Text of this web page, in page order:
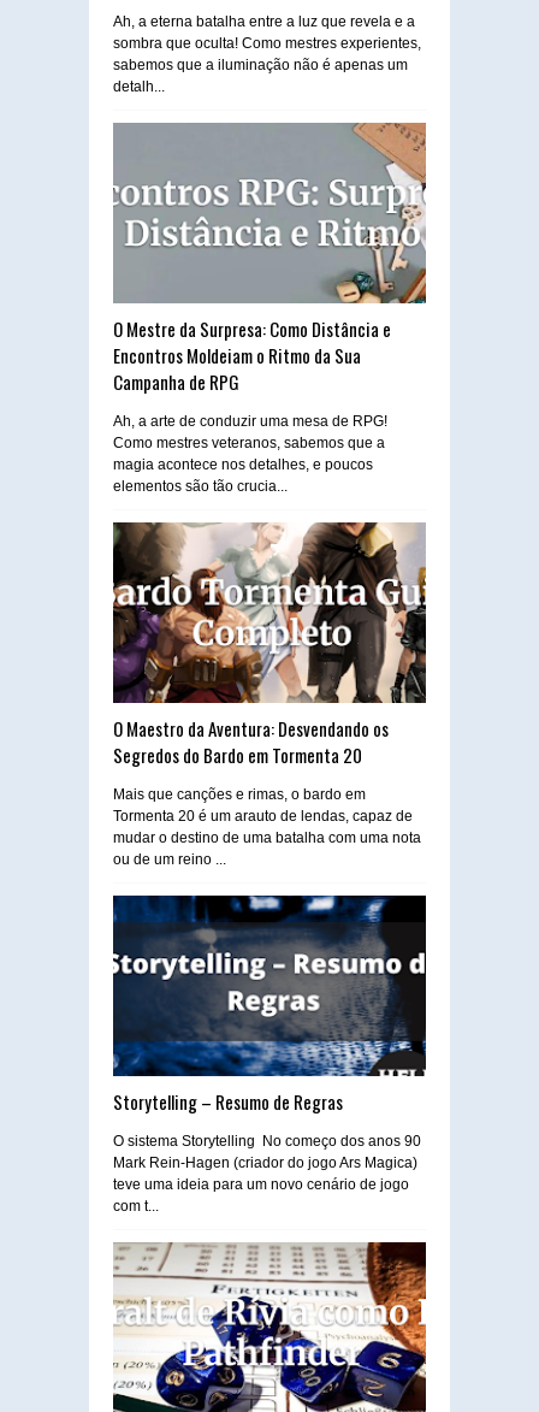
Ah, a eterna batalha entre a luz que revela e a
sombra que oculta! Como mestres experientes,
sabemos que a iluminação não é apenas um
detalh...
O Mestre da Surpresa: Como Distância e
Encontros Moldeiam o Ritmo da Sua
Campanha de RPG
Ah, a arte de conduzir uma mesa de RPG!
Como mestres veteranos, sabemos que a
magia acontece nos detalhes, e poucos
elementos são tão crucia...
O Maestro da Aventura: Desvendando os
Segredos do Bardo em Tormenta 20
Mais que canções e rimas, o bardo em
Tormenta 20 é um arauto de lendas, capaz de
mudar o destino de uma batalha com uma nota
ou de um reino ...
Storytelling – Resumo de Regras
O sistema Storytelling No começo dos anos 90
Mark Rein-Hagen (criador do jogo Ars Magica)
teve uma ideia para um novo cenário de jogo
com t...